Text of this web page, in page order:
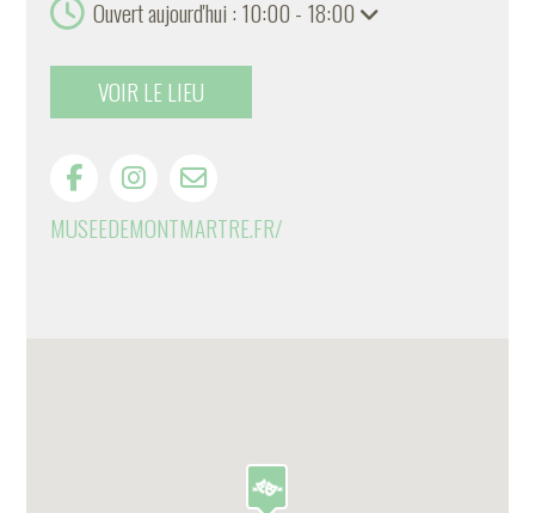
Ouvert aujourd'hui : 10:00 - 18:00
VOIR LE LIEU
MUSEEDEMONTMARTRE.FR/